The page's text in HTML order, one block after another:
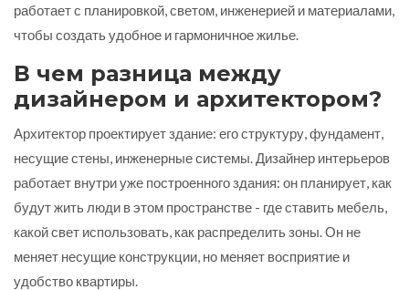
работает с планировкой, светом, инженерией и материалами,
чтобы создать удобное и гармоничное жилье.
В чем разница между
дизайнером и архитектором?
Архитектор проектирует здание: его структуру, фундамент,
несущие стены, инженерные системы. Дизайнер интерьеров
работает внутри уже построенного здания: он планирует, как
будут жить люди в этом пространстве - где ставить мебель,
какой свет использовать, как распределить зоны. Он не
меняет несущие конструкции, но меняет восприятие и
удобство квартиры.